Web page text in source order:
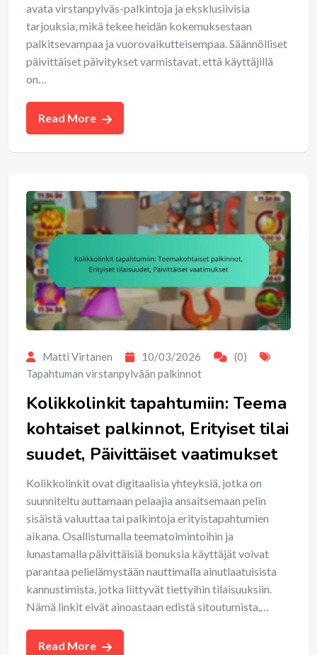
avata virstanpylväs-palkintoja ja eksklusiivisia
tarjouksia, mikä tekee heidän kokemuksestaan
palkitsevampaa ja vuorovaikutteisempaa. Säännölliset
päivittäiset päivitykset varmistavat, että käyttäjillä
on…
Read More
Matti Virtanen 10/03/2026
(0)
Tapahtuman virstanpylvään palkinnot
Kolikkolinkit tapahtumiin: Teema
kohtaiset palkinnot, Erityiset tilai
suudet, Päivittäiset vaatimukset
Kolikkolinkit ovat digitaalisia yhteyksiä, jotka on
suunniteltu auttamaan pelaajia ansaitsemaan pelin
sisäistä valuuttaa tai palkintoja erityistapahtumien
aikana. Osallistumalla teematoimintoihin ja
lunastamalla päivittäisiä bonuksia käyttäjät voivat
parantaa pelielämystään nauttimalla ainutlaatuisista
kannustimista, jotka liittyvät tiettyihin tilaisuuksiin.
Nämä linkit eivät ainoastaan edistä sitoutumista,…
Read More